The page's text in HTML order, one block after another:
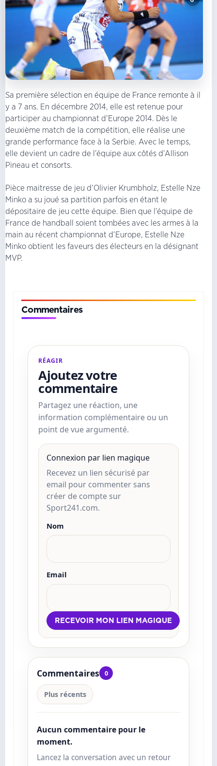
Sa première sélection en équipe de France remonte à il
y a 7 ans. En décembre 2014, elle est retenue pour
participer au championnat d’Europe 2014. Dès le
deuxième match de la compétition, elle réalise une
grande performance face à la Serbie. Avec le temps,
elle devient un cadre de l’équipe aux côtés d’Allison
Pineau et consorts.
Pièce maitresse de jeu d’Olivier Krumbholz, Estelle Nze
Minko a su joué sa partition parfois en étant le
dépositaire de jeu cette équipe. Bien que l’équipe de
France de handball soient tombées avec les armes à la
main au récent championnat d’Europe, Estelle Nze
Minko obtient les faveurs des électeurs en la désignant
MVP.
Commentaires
RÉAGIR
Ajoutez votre
commentaire
Partagez une réaction, une
information complémentaire ou un
point de vue argumenté.
Connexion par lien magique
Recevez un lien sécurisé par
email pour commenter sans
créer de compte sur
Sport241.com.
Nom
Email
Commentaires 0
Plus récents
Aucun commentaire pour le
moment.
Lancez la conversation avec un retour